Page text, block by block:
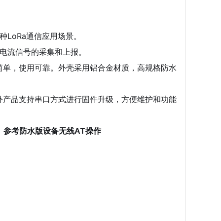
LoRa通信应用场景。
流信号的采集和上报。
，使用可靠。外壳采用铝合金材质，高规格防水
品支持串口方式进行固件升级，方便维护和功能
考防水版设备无线AT操作